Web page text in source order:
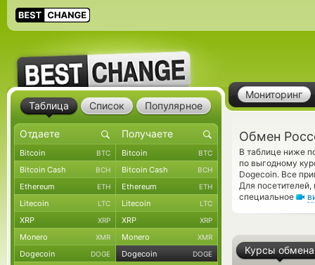
Мониторинг
Обмен
В таблице ниже
по выгодному
Dogecoin. Все
Для
специальное
Курсы обмена
Таблица Список Популярное
Bitcoin BTC Bitcoin BTC
Bitcoin Cash BCH Bitcoin Cash BCH
Ethereum ETH Ethereum ETH
Litecoin LTC Litecoin LTC
XRP XRP XRP XRP
Monero XMR Monero XMR
Dogecoin DOGE Dogecoin DOGE